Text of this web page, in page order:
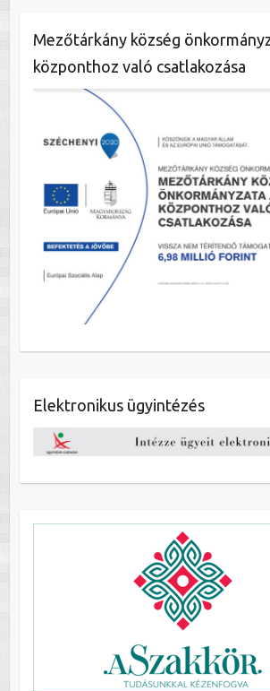
Mezőtárkány község
központhoz való csatlakozása
Elektronikus ügyintézés